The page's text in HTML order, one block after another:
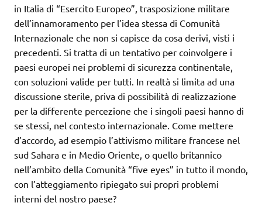
in Italia di “Esercito Europeo”, trasposizione militare
dell’innamoramento per l’idea stessa di Comunità
Internazionale che non si capisce da cosa derivi, visti i
precedenti. Si tratta di un tentativo per coinvolgere i
paesi europei nei problemi di sicurezza continentale,
con soluzioni valide per tutti. In realtà si limita ad una
discussione sterile, priva di possibilità di realizzazione
per la differente percezione che i singoli paesi hanno di
se stessi, nel contesto internazionale. Come mettere
d’accordo, ad esempio l’attivismo militare francese nel
sud Sahara e in Medio Oriente, o quello britannico
nell’ambito della Comunità “five eyes” in tutto il mondo,
con l’atteggiamento ripiegato sui propri problemi
interni del nostro paese?